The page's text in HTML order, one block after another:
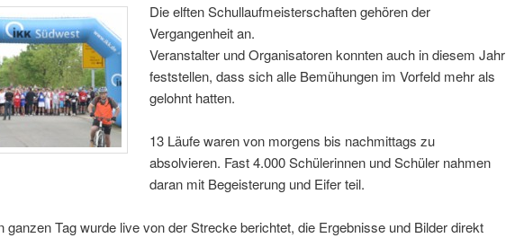
Die elften Schullaufmeisterschaften gehören der
Vergangenheit an.
Veranstalter und Organisatoren konnten auch in diesem Jahr
feststellen, dass sich alle Bemühungen im Vorfeld mehr als
gelohnt hatten.
13 Läufe waren von morgens bis nachmittags zu
absolvieren. Fast 4.000 Schülerinnen und Schüler nahmen
daran mit Begeisterung und Eifer teil.
ganzen Tag wurde live von der Strecke berichtet, die Ergebnisse und Bilder direkt